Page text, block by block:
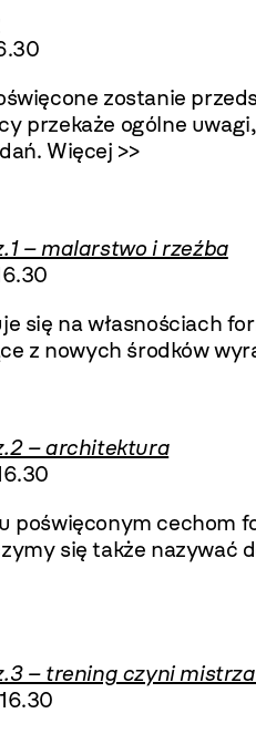
zostanie
przekaże ogólne
Więcej >>
– malarstwo i rzeźba
się na własnościach
z nowych środków
– architektura
poświęconym cechom
się także nazywać
– trening czyni